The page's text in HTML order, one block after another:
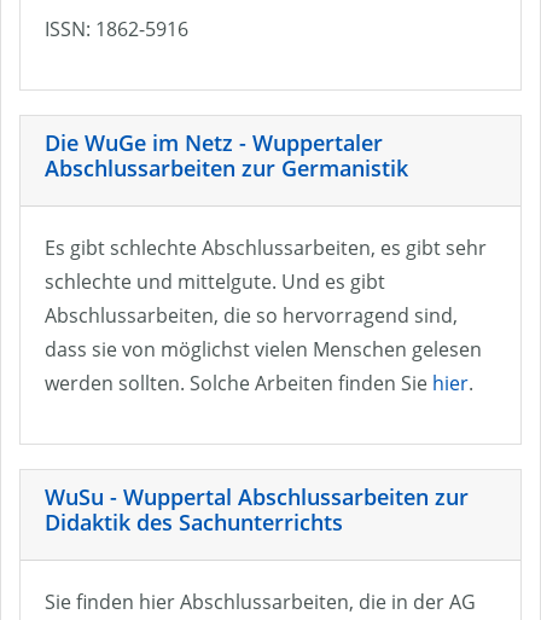
ISSN: 1862-5916
Die WuGe im Netz - Wuppertaler
Abschlussarbeiten zur Germanistik
Es gibt schlechte Abschlussarbeiten, es gibt sehr
schlechte und mittelgute. Und es gibt
Abschlussarbeiten, die so hervorragend sind,
dass sie von möglichst vielen Menschen gelesen
werden sollten. Solche Arbeiten finden Sie hier.
WuSu - Wuppertal Abschlussarbeiten zur
Didaktik des Sachunterrichts
Sie finden hier Abschlussarbeiten, die in der AG